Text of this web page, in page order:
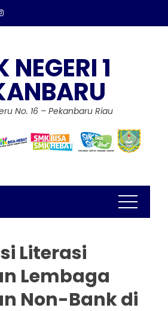
NEGERI 1
No. 16 – Pekanbaru Riau
Literasi
Lembaga
Non-Bank di